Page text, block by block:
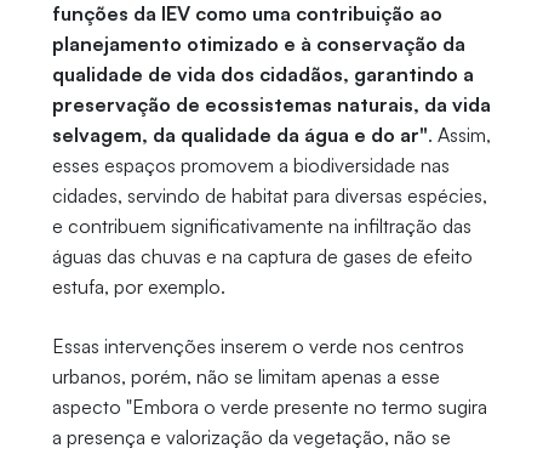
funções da IEV como uma contribuição ao
planejamento otimizado e à conservação da
qualidade de vida dos cidadãos, garantindo a
preservação de ecossistemas naturais, da vida
selvagem, da qualidade da água e do ar". Assim,
esses espaços promovem a biodiversidade nas
cidades, servindo de habitat para diversas espécies,
e contribuem significativamente na infiltração das
águas das chuvas e na captura de gases de efeito
estufa, por exemplo.
Essas intervenções inserem o verde nos centros
urbanos, porém, não se limitam apenas a esse
aspecto "Embora o verde presente no termo sugira
a presença e valorização da vegetação, não se